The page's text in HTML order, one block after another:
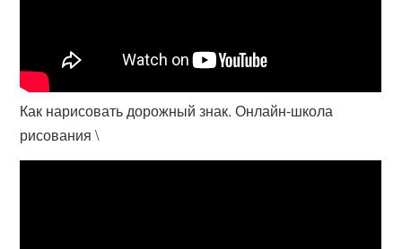
Как нарисовать дорожный знак. Онлайн-школа
рисования \